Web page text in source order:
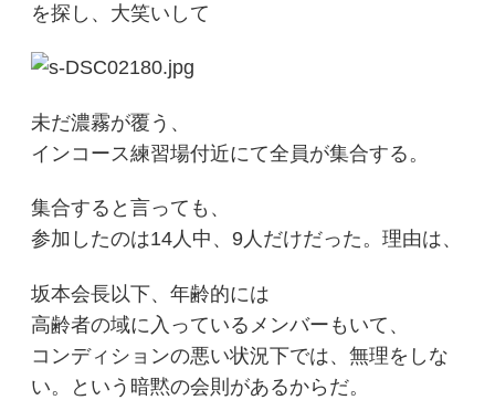
を探し、大笑いして
未だ濃霧が覆う、
インコース練習場付近にて全員が集合する。
集合すると言っても、
参加したのは14人中、9人だけだった。理由は、
坂本会長以下、年齢的には
高齢者の域に入っているメンバーもいて、
コンディションの悪い状況下では、無理をしな
い。という暗黙の会則があるからだ。